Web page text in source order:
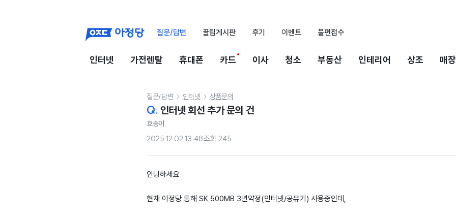
질문/답변 꿀팁게시판 후기 이벤트 불편접수
인터넷 가전렌탈 휴대폰 카드 이사 청소 부동산 인테리어 상조 매
질문/답변  인터넷  상품문의
Q. 인터넷 회선 추가 문의 건
효송이
2025.12.02 13:48조회 245
안녕하세요
현재 아정당 통해 SK 500MB 3년약정(인터넷/공유기) 사용중인데,